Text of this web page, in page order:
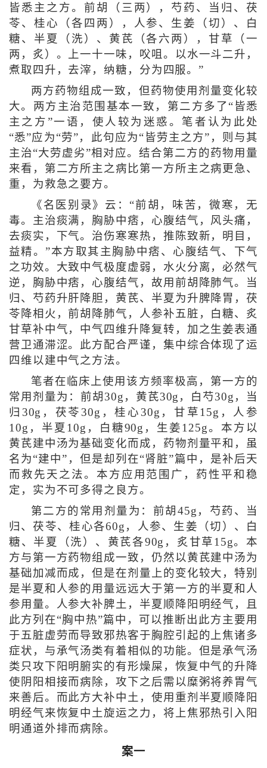
皆悉主之方。前胡（三两），芍药、当归、茯
苓、桂心（各四两），人参、生姜（切）、白
糖、半夏（洗）、黄芪（各六两），甘草（一
两，炙）。上一十一味，㕮咀。以水一斗二升，
煮取四升，去滓，纳糖，分为四服。”
两方药物组成一致，但药物使用剂量变化较
大。两方主治范围基本一致，第二方多了“皆悉
主之方”一语，使人较为迷惑。笔者认为此处
“悉”应为“劳”，此句应为“皆劳主之方”，则与其
主治“大劳虚劣”相对应。结合第二方的药物用量
来看，第二方所主之病比第一方所主之病更急、
重，为救急之要方。
《名医别录》云：“前胡，味苦，微寒，无
毒。主治痰满，胸胁中痞，心腹结气，风头痛，
去痰实，下气。治伤寒寒热，推陈致新，明目，
益精。”本方取其主胸胁中痞、心腹结气、下气
之功效。大致中气极度虚弱，水火分离，必然气
逆，胸胁中痞，心腹结气，故用前胡降肺气。当
归、芍药升肝降胆，黄芪、半夏为升脾降胃，茯
苓降相火，前胡降肺气，人参补五脏，白糖、炙
甘草补中气，中气四维升降复转，加之生姜表通
营卫通滞涩。此方配合严谨，集中综合体现了运
四维以建中气之方法。
笔者在临床上使用该方频率极高，第一方的
常用剂量为：前胡30g，黄芪30g，白芍30g，当
归30g，茯苓30g，桂心30g，甘草15g，人参
10g，半夏10g，白糖90g，生姜125g。本方以
黄芪建中汤为基础变化而成，药物剂量平和，虽
名为“建中”，但是却列在“肾脏”篇中，是补后天
而救先天之法。本方应用范围广，药性平和稳
定，实为不可多得之良方。
第二方的常用剂量为：前胡45g，芍药、当
归、茯苓、桂心各60g，人参、生姜（切）、白
糖、半夏（洗）、黄芪各90g，炙甘草15g。本
方与第一方药物组成一致，仍然以黄芪建中汤为
基础加减而成，但是在剂量上的变化较大，特别
是半夏和人参的用量远远大于第一方的半夏和人
参用量。人参大补脾土，半夏顺降阳明经气，且
此方列在“胸中热”篇中，可以推断出此方主要用
于五脏虚劳而导致邪热客于胸腔引起的上焦诸多
症状，与承气汤类有着相似的功能。但是承气汤
类只攻下阳明腑实的有形燥屎，恢复中气的升降
使阴阳相接而病除，攻下之后需以糜粥将养胃气
来善后。而此方大补中土，使用重剂半夏顺降阳
明经气来恢复中土旋运之力，将上焦邪热引入阳
明通道外排而病除。
案一